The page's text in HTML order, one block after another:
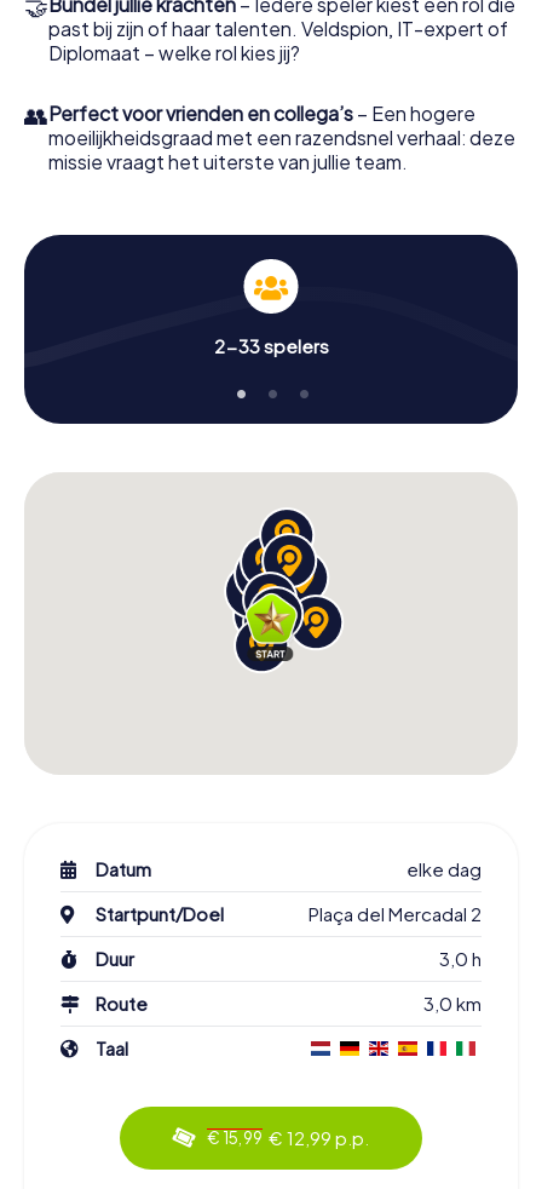
past bij zijn of haar talenten. Veldspion, IT-expert of
Diplomaat – welke rol kies jij?
👥Perfect voor vrienden en collega’s – Een hogere
moeilijkheidsgraad met een razendsnel verhaal: deze
missie vraagt het uiterste van jullie team.
2-33 spelers
Datum
elke dag
Startpunt/Doel
Plaça del Mercadal 2
Duur
3,0 h
Route
3,0 km
Taal
€ 15,99 € 12,99 p.p.